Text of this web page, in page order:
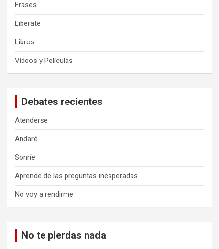
Frases
Libérate
Libros
Vídeos y Películas
Debates recientes
Atenderse
Andaré
Sonríe
Aprende de las preguntas inesperadas
No voy a rendirme
No te pierdas nada